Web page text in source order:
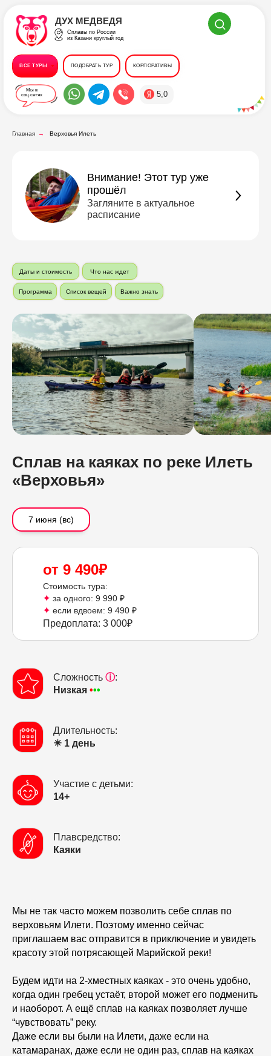
Мы в
соц.сетях
ДУХ МЕДВЕДЯ
Сплавы по России
из Казани круглый год
КОРПОРАТИВЫ
ПОДОБРАТЬ ТУР
ВСЕ ТУРЫ
5,0
Главная → Верховья Илеть
Внимание! Этот тур уже
прошёл
Загляните в актуальное
расписание
Что нас ждет
Программа Список вещей Важно знать
Даты и стоимость
Сплав на каяках по реке Илеть
«Верховья»
7 июня (вс)
от 9 490₽
Стоимость тура:
✦ за одного: 9 990 ₽
✦ если вдвоем: 9 490 ₽
Предоплата: 3 000₽
Сложность ⓘ:
Низкая •••
Длительность:
☀ 1 день
Участие с детьми:
14+
Плавсредство:
Каяки
Мы не так часто можем позволить себе сплав по
верховьям Илети. Поэтому именно сейчас
приглашаем вас отправится в приключение и увидеть
красоту этой потрясающей Марийской реки!
Будем идти на 2-хместных каяках - это очень удобно,
когда один гребец устаёт, второй может его подменить
и наоборот. А ещё сплав на каяках позволяет лучше
“чувствовать” реку.
Даже если вы были на Илети, даже если на
катамаранах, даже если не один раз, сплав на каяках